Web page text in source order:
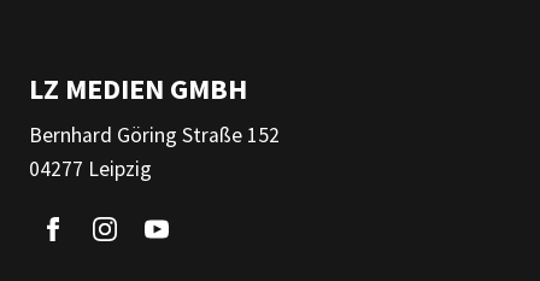
LZ MEDIEN GMBH
Bernhard Göring Straße 152
04277 Leipzig